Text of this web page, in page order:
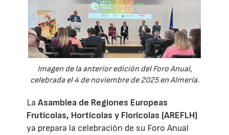
Imagen de la anterior edición del Foro Anual,
celebrada el 4 de noviembre de 2025 en Almería.
LaAsamblea de Regiones Europeas
Frutícolas, Hortícolas y Florícolas (AREFLH)
ya prepara la celebración de su Foro Anual